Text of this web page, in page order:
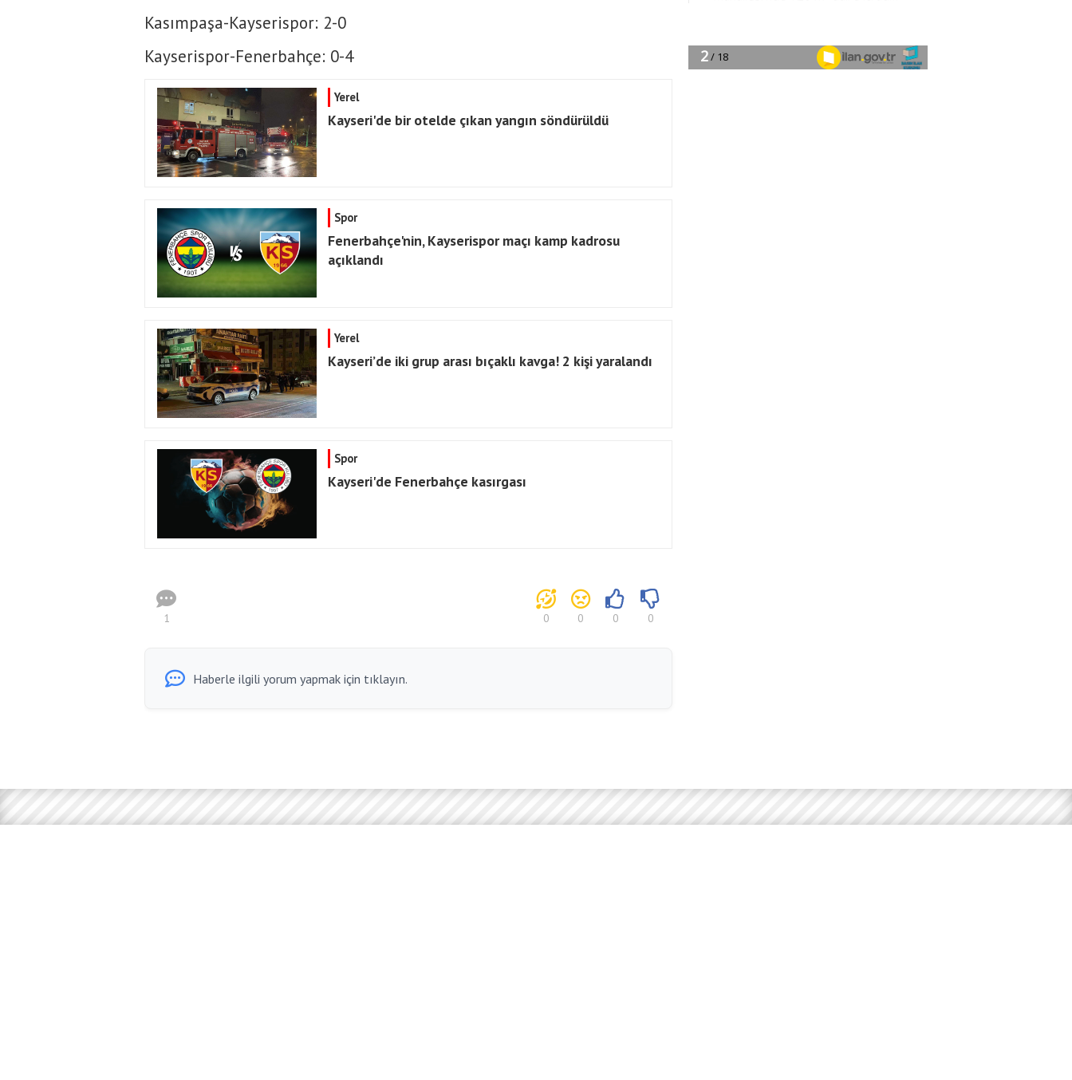
Kasımpaşa-Kayserispor: 2-0
Kayserispor-Fenerbahçe: 0-4
Yerel
Kayseri'de bir otelde çıkan yangın söndürüldü
Spor
Fenerbahçe'nin, Kayserispor maçı kamp kadrosu
açıklandı
Yerel
Kayseri’de iki grup arası bıçaklı kavga! 2 kişi yaralandı
Spor
Kayseri'de Fenerbahçe kasırgası
1 0 0 0 0
Haberle ilgili yorum yapmak için tıklayın.